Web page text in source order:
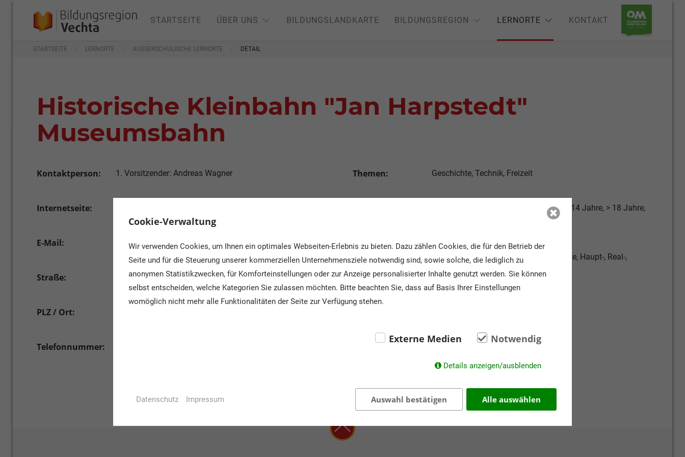
STARTSEITE ÜBER UNS BILDUNGSLANDKARTE BILDUNGSREGION LERNORTE KONTAKT
STARTSEITE LERNORTE AUSSERSCHULISCHE LERNORTE DETAIL
Historische Kleinbahn "Jan Harpstedt"
Museumsbahn
Kontaktperson: 1. Vorsitzender: Andreas Wagner
Internetseite:
E-Mail: info@dhef.de
Straße: Am Bahnhof 3
PLZ / Ort:
Telefonnummer:
Themen: Geschichte, Technik, Freizeit
< 3 Jahre, 3 - 6 Jahre, 6 - 10 Jahre, 10 - 14 Jahre, > 18 Jahre,
Schulformen:
Kindergarten, Grundschule, Förderschule, Haupt-, Real-,
Oberschule, Gymnasien, Bildung ++
Klassenstufen:
Cookie-Verwaltung
Wir verwenden Cookies, um Ihnen ein optimales Webseiten-Erlebnis zu bieten. Dazu zählen Cookies, die für den Betrieb der
Seite und für die Steuerung unserer kommerziellen Unternehmensziele notwendig sind, sowie solche, die lediglich zu
anonymen Statistikzwecken, für Komforteinstellungen oder zur Anzeige personalisierter Inhalte genutzt werden. Sie können
selbst entscheiden, welche Kategorien Sie zulassen möchten. Bitte beachten Sie, dass auf Basis Ihrer Einstellungen
womöglich nicht mehr alle Funktionalitäten der Seite zur Verfügung stehen.
Externe Medien Notwendig
Details anzeigen/ausblenden
Auswahl bestätigen Alle auswählen
Datenschutz Impressum